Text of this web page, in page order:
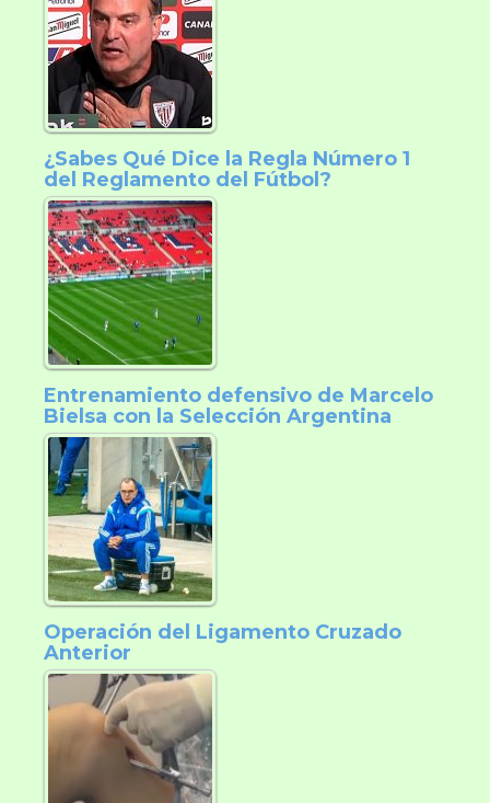
¿Sabes Qué Dice la Regla Número 1
del Reglamento del Fútbol?
Entrenamiento defensivo de Marcelo
Bielsa con la Selección Argentina
Operación del Ligamento Cruzado
Anterior